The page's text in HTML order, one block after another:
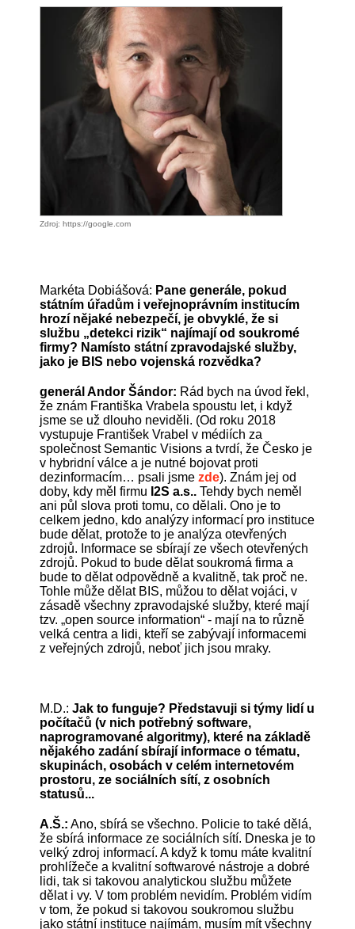
Zdroj: https://google.com
Markéta Dobiášová: Pane generále, pokud
státním úřadům i veřejnoprávním institucím
hrozí nějaké nebezpečí, je obvyklé, že si
službu „detekci rizik“ najímají od soukromé
firmy? Namísto státní zpravodajské služby,
jako je BIS nebo vojenská rozvědka?
generál Andor Šándor: Rád bych na úvod řekl,
že znám Františka Vrabela spoustu let, i když
jsme se už dlouho neviděli. (Od roku 2018
vystupuje František Vrabel v médiích za
společnost Semantic Visions a tvrdí, že Česko je
v hybridní válce a je nutné bojovat proti
dezinformacím… psali jsme zde). Znám jej od
doby, kdy měl firmu I2S a.s.. Tehdy bych neměl
ani půl slova proti tomu, co dělali. Ono je to
celkem jedno, kdo analýzy informací pro instituce
bude dělat, protože to je analýza otevřených
zdrojů. Informace se sbírají ze všech otevřených
zdrojů. Pokud to bude dělat soukromá firma a
bude to dělat odpovědně a kvalitně, tak proč ne.
Tohle může dělat BIS, můžou to dělat vojáci, v
zásadě všechny zpravodajské služby, které mají
tzv. „open source information“ - mají na to různě
velká centra a lidi, kteří se zabývají informacemi
z veřejných zdrojů, neboť jich jsou mraky.
M.D.: Jak to funguje? Představuji si týmy lidí u
počítačů (v nich potřebný software,
naprogramované algoritmy), které na základě
nějakého zadání sbírají informace o tématu,
skupinách, osobách v celém internetovém
prostoru, ze sociálních sítí, z osobních
statusů...
A.Š.: Ano, sbírá se všechno. Policie to také dělá,
že sbírá informace ze sociálních sítí. Dneska je to
velký zdroj informací. A když k tomu máte kvalitní
prohlížeče a kvalitní softwarové nástroje a dobré
lidi, tak si takovou analytickou službu můžete
dělat i vy. V tom problém nevidím. Problém vidím
v tom, že pokud si takovou soukromou službu
jako státní instituce najímám, musím mít všechny